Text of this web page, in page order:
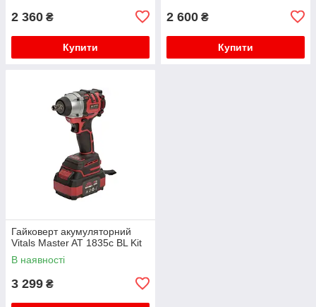
2 360 ₴
Купити
2 600 ₴
Купити
Гайковерт акумуляторний
Vitals Master AT 1835с BL Kit
В наявності
3 299 ₴